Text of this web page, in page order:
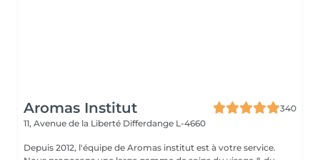
Aromas Institut
340
11, Avenue de la Liberté Differdange L-4660
Depuis 2012, l'équipe de Aromas institut est à votre service.